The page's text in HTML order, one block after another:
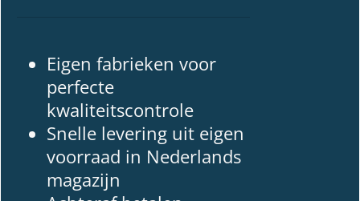
Eigen fabrieken voor
perfecte
kwaliteitscontrole
Snelle levering uit eigen
voorraad in Nederlands
magazijn